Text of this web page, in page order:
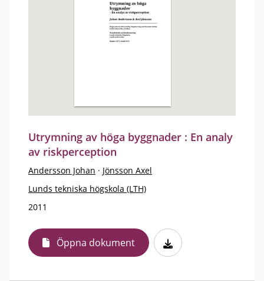
Utrymning av höga byggnader : En analy
av riskperception
Andersson Johan · Jönsson Axel
Lunds tekniska högskola (LTH)
2011
Öppna dokument